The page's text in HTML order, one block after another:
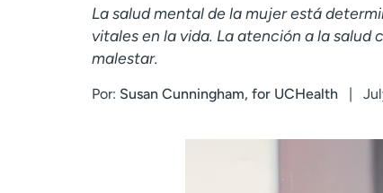
La salud mental de la mujer está
vitales en la vida. La atención a la
malestar.
Por: Susan Cunningham, for UCHealth